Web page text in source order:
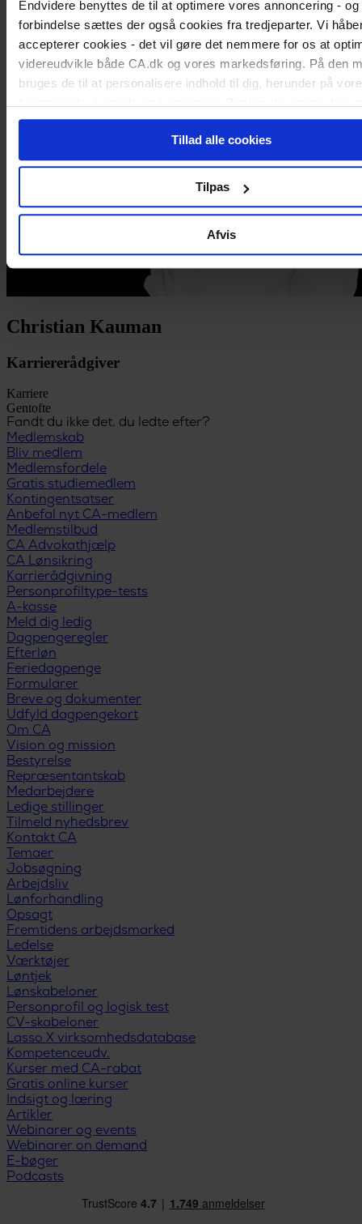
Endvidere benyttes de til at optimere vores annoncering - og
forbindelse sættes der også cookies fra tredjeparter. Vi
accepterer cookies - det vil gøre det nemmere for os at
videreudvikle både CA.dk og vores markedsføring. På den
bruges de til at personalisere indhold til dig, herunder på
cookie-samtykke, kan du altid gøre det ved at klikke på
Tillad alle cookies
Tilpas
Afvis
Christian Kauman
Karriererådgiver
Karriere
Gentofte
Fandt du ikke det, du ledte efter?
Medlemskab
Bliv medlem
Medlemsfordele
Gratis studiemedlem
Kontingentsatser
Anbefal nyt CA-medlem
Medlemstilbud
CA Advokathjælp
CA Lønsikring
Karrierådgivning
Personprofiltype-tests
A-kasse
Meld dig ledig
Dagpengeregler
Efterløn
Feriedagpenge
Formularer
Breve og dokumenter
Udfyld dagpengekort
Om CA
Vision og mission
Bestyrelse
Repræsentantskab
Medarbejdere
Ledige stillinger
Tilmeld nyhedsbrev
Kontakt CA
Temaer
Jobsøgning
Arbejdsliv
Lønforhandling
Opsagt
Fremtidens arbejdsmarked
Ledelse
Værktøjer
Løntjek
Lønskabeloner
Personprofil og logisk test
CV-skabeloner
Lasso X virksomhedsdatabase
Kompetenceudv.
Kurser med CA-rabat
Gratis online kurser
Indsigt og læring
Artikler
Webinarer og events
Webinarer on demand
E-bøger
Podcasts